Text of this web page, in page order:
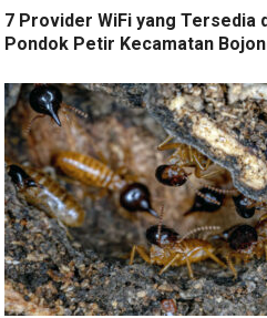
7 Provider WiFi yang Tersedia
Pondok Petir Kecamatan